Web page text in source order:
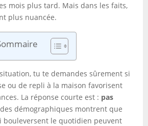
mois plus tard. Mais dans les faits,
plus nuancée.
tu te demandes sûrement si
ou de repli à la maison favorisent
La réponse courte est : pas
démographiques montrent que
bouleversent le quotidien peuvent